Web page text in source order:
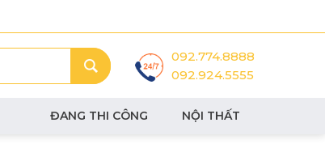
092.774.8888
092.924.5555
ĐANG THI CÔNG NỘI THẤT